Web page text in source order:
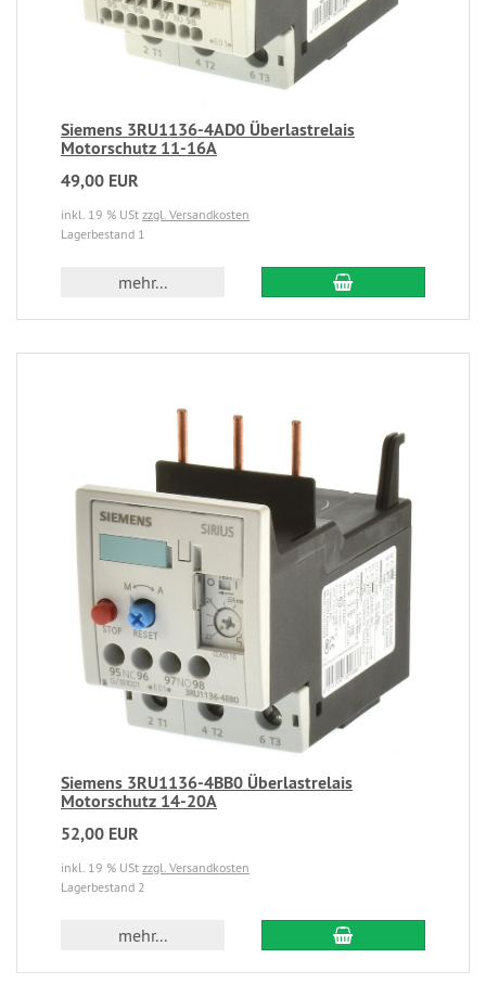
Siemens 3RU1136-4AD0 Überlastrelais
Motorschutz 11-16A
49,00 EUR
inkl. 19 % USt zzgl. Versandkosten
Lagerbestand 1
mehr...
Siemens 3RU1136-4BB0 Überlastrelais
Motorschutz 14-20A
52,00 EUR
inkl. 19 % USt zzgl. Versandkosten
Lagerbestand 2
mehr...